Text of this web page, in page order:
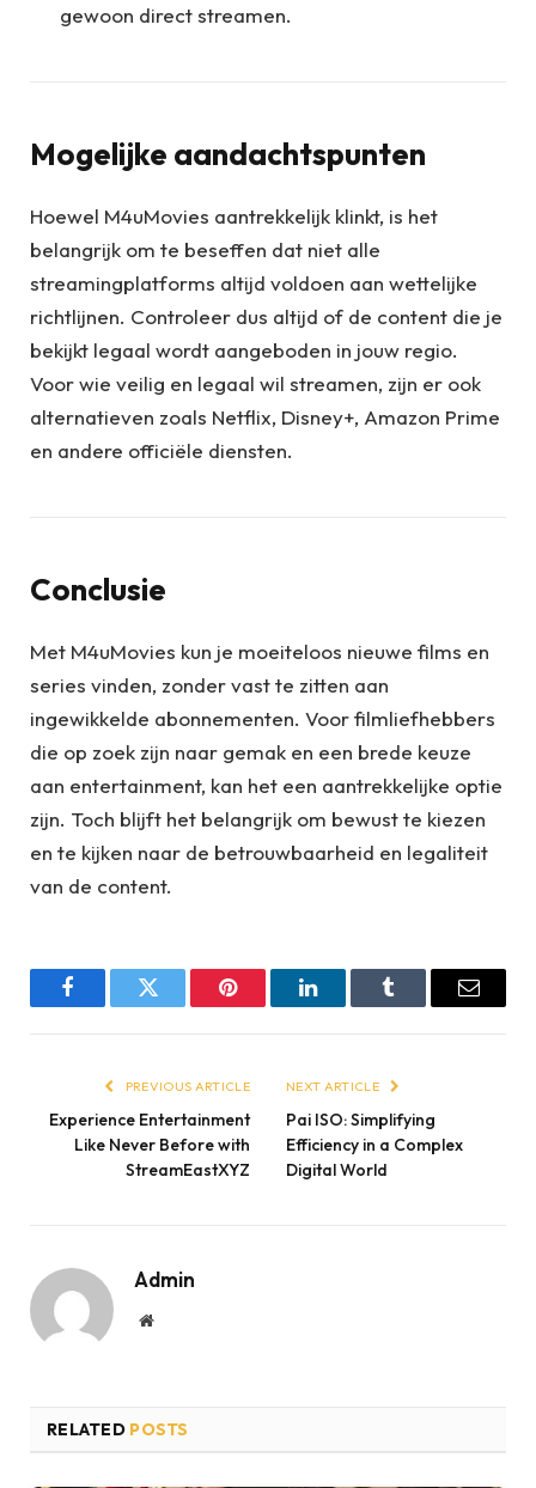
gewoon direct streamen.
Mogelijke aandachtspunten
Hoewel M4uMovies aantrekkelijk klinkt, is het
belangrijk om te beseffen dat niet alle
streamingplatforms altijd voldoen aan wettelijke
richtlijnen. Controleer dus altijd of de content die je
bekijkt legaal wordt aangeboden in jouw regio.
Voor wie veilig en legaal wil streamen, zijn er ook
alternatieven zoals Netflix, Disney+, Amazon Prime
en andere officiële diensten.
Conclusie
Met M4uMovies kun je moeiteloos nieuwe films en
series vinden, zonder vast te zitten aan
ingewikkelde abonnementen. Voor filmliefhebbers
die op zoek zijn naar gemak en een brede keuze
aan entertainment, kan het een aantrekkelijke optie
zijn. Toch blijft het belangrijk om bewust te kiezen
en te kijken naar de betrouwbaarheid en legaliteit
van de content.
FacebookTwitter Pinterest LinkedInTumblr Email
PREVIOUS ARTICLE
Experience Entertainment
Like Never Before with
StreamEastXYZ
NEXT ARTICLE
Pai ISO: Simplifying
Efficiency in a Complex
Digital World
Admin
Website
RELATED POSTS